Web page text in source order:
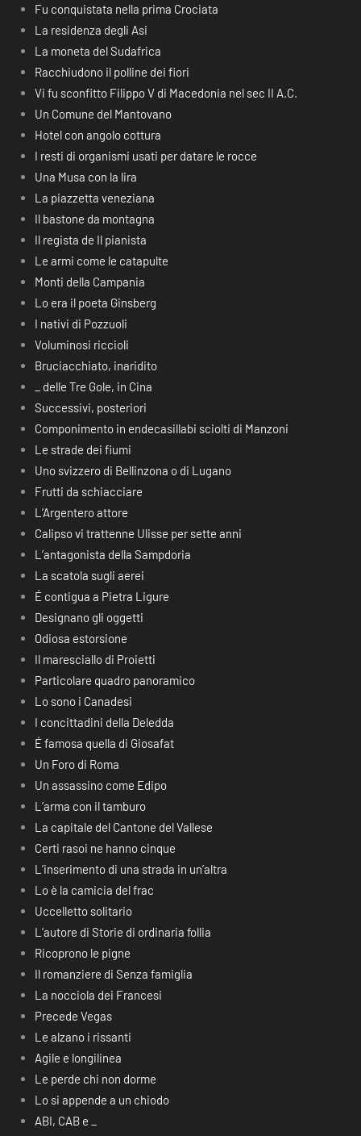
Fu conquistata nella prima Crociata
La residenza degli Asi
La moneta del Sudafrica
Racchiudono il polline dei fiori
Vi fu sconfitto Filippo V di Macedonia nel sec II A.C.
Un Comune del Mantovano
Hotel con angolo cottura
I resti di organismi usati per datare le rocce
Una Musa con la lira
La piazzetta veneziana
Il bastone da montagna
Il regista de Il pianista
Le armi come le catapulte
Monti della Campania
Lo era il poeta Ginsberg
I nativi di Pozzuoli
Voluminosi riccioli
Bruciacchiato, inaridito
_ delle Tre Gole, in Cina
Successivi, posteriori
Componimento in endecasillabi sciolti di Manzoni
Le strade dei fiumi
Uno svizzero di Bellinzona o di Lugano
Frutti da schiacciare
L’Argentero attore
Calipso vi trattenne Ulisse per sette anni
L’antagonista della Sampdoria
La scatola sugli aerei
É contigua a Pietra Ligure
Designano gli oggetti
Odiosa estorsione
Il maresciallo di Proietti
Particolare quadro panoramico
Lo sono i Canadesi
I concittadini della Deledda
É famosa quella di Giosafat
Un Foro di Roma
Un assassino come Edipo
L’arma con il tamburo
La capitale del Cantone del Vallese
Certi rasoi ne hanno cinque
L’inserimento di una strada in un’altra
Lo è la camicia del frac
Uccelletto solitario
L’autore di Storie di ordinaria follia
Ricoprono le pigne
Il romanziere di Senza famiglia
La nocciola dei Francesi
Precede Vegas
Le alzano i rissanti
Agile e longilinea
Le perde chi non dorme
Lo si appende a un chiodo
ABI, CAB e _